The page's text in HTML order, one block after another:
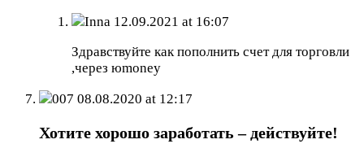
Inna 12.09.2021 at 16:07
Здравствуйте как пополнить счет для торговли
,через юmoney
007 08.08.2020 at 12:17
Хотите хорошо заработать – действуйте!